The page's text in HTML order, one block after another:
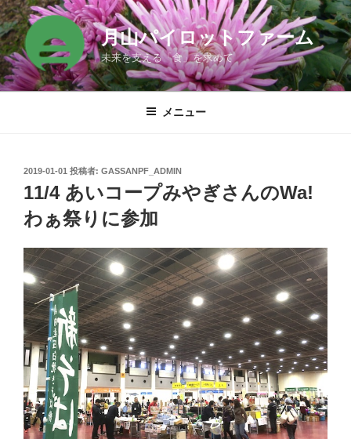
コ
ン
テ
ン
ツ
月山パイロットファーム
未来を支える「食」を求めて
メニュー
投
稿
日:
2019-01-01 投稿者: GASSANPF_ADMIN
11/4 あいコープみやぎさんのWa!
わぁ祭りに参加